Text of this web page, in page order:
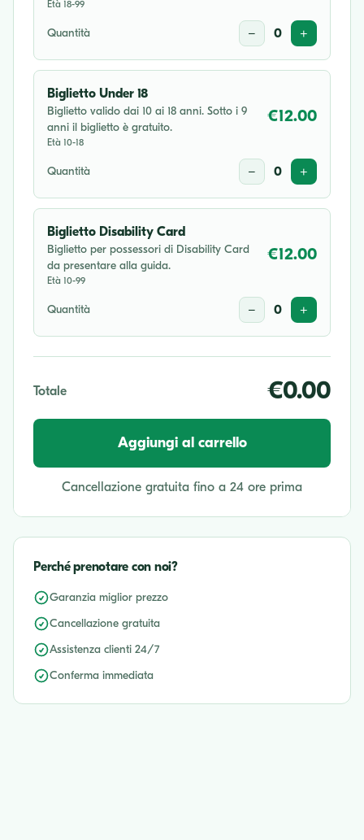
Età 18-99
Quantità − 0 +
Biglietto Under 18
Biglietto valido dai 10 ai 18 anni. Sotto i 9
anni il biglietto è gratuito.
Età 10-18
€12.00
Quantità − 0 +
Biglietto Disability Card
Biglietto per possessori di Disability Card
da presentare alla guida.
Età 10-99
€12.00
Quantità − 0 +
Totale €0.00
Aggiungi al carrello
Cancellazione gratuita fino a 24 ore prima
Perché prenotare con noi?
Garanzia miglior prezzo
Cancellazione gratuita
Assistenza clienti 24/7
Conferma immediata